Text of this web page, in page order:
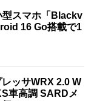
型スマホ「Blackv
16 Go搭載で1
ッサWRX 2.0 W
車高調 SARDメ